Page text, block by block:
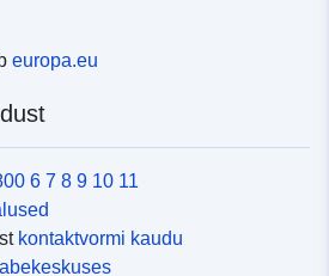
europa.eu
6 7 8 9 10 11
kontaktvormi kaudu